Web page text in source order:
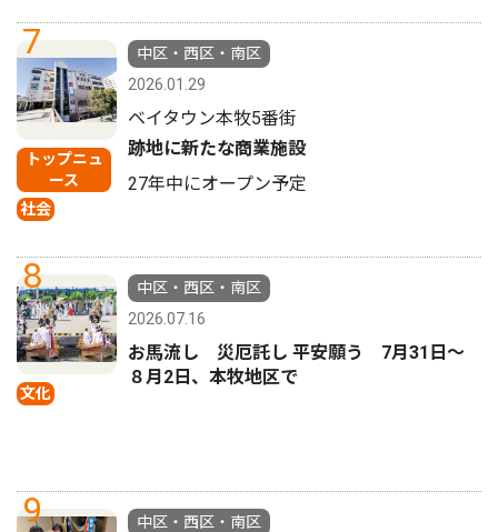
7
トップニュ
ース
社会
中区・西区・南区
2026.01.29
ベイタウン本牧5番街
跡地に新たな商業施設
27年中にオープン予定
8
文化
中区・西区・南区
2026.07.16
お馬流し 災厄託し 平安願う 7月31日〜
８月2日、本牧地区で
9
中区・西区・南区